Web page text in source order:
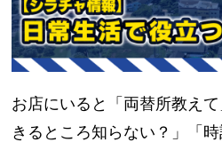
お店にいると「両替所教え
きるところ知らない？」「